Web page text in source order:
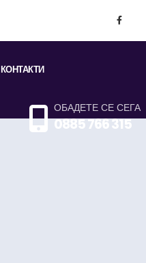
КОНТАКТИ
ОБАДЕТЕ СЕ СЕГА
0885 766 315